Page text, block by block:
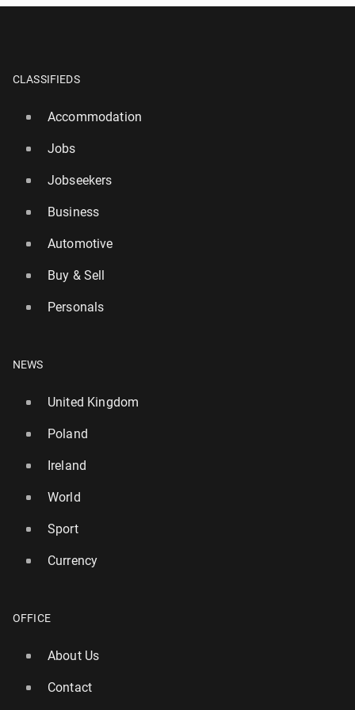
CLASSIFIEDS
Accommodation
Jobs
Jobseekers
Business
Automotive
Buy & Sell
Personals
NEWS
United Kingdom
Poland
Ireland
World
Sport
Currency
OFFICE
About Us
Contact